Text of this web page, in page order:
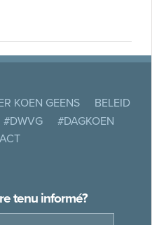
KOEN GEENS
BELEID
#DWVG
#DAGKOEN
tenu informé?